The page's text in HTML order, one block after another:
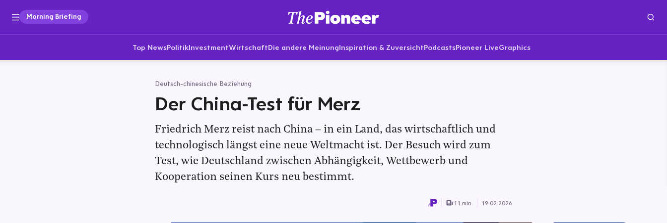
Morning Briefing
Top NewsPolitikInvestmentWirtschaftDie andere MeinungInspiration & ZuversichtPodcastsPioneer LiveGraphics
Deutsch-chinesische Beziehung
Der China-Test für Merz
Friedrich Merz reist nach China – in ein Land, das wirtschaftlich und
technologisch längst eine neue Weltmacht ist. Der Besuch wird zum
Test, wie Deutschland zwischen Abhängigkeit, Wettbewerb und
Kooperation seinen Kurs neu bestimmt.
11 min. 19.02.2026